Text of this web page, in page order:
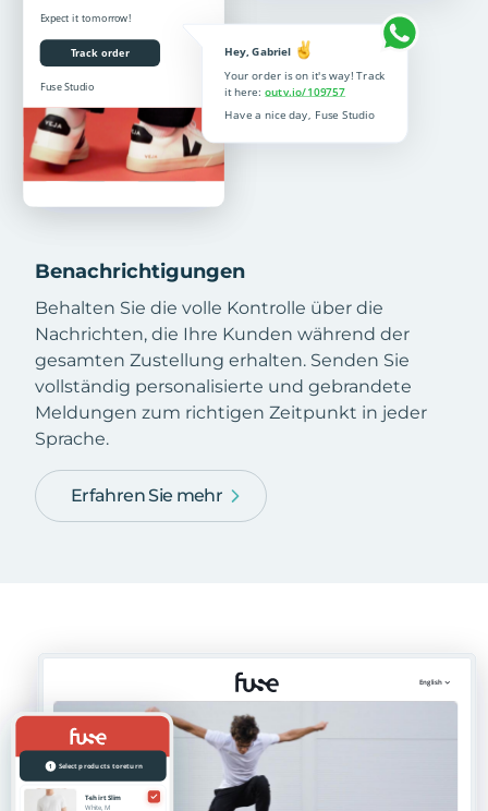
Benachrichtigungen
Behalten Sie die volle Kontrolle über die
Nachrichten, die Ihre Kunden während der
gesamten Zustellung erhalten. Senden Sie
vollständig personalisierte und gebrandete
Meldungen zum richtigen Zeitpunkt in jeder
Sprache.
Erfahren Sie mehr